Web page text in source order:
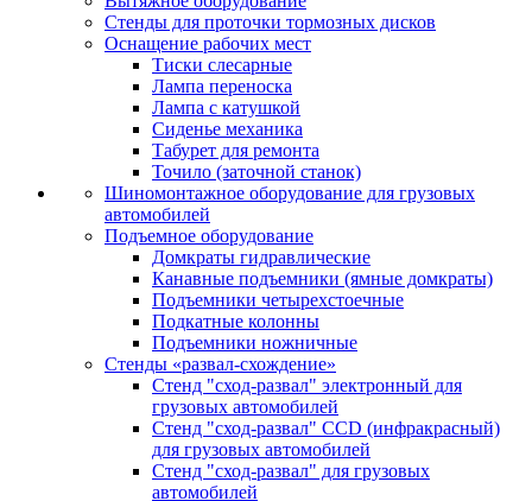
Стенды для проточки тормозных дисков
Оснащение рабочих мест
Тиски слесарные
Лампа переноска
Лампа с катушкой
Сиденье механика
Табурет для ремонта
Точило (заточной станок)
Шиномонтажное оборудование для грузовых
автомобилей
Подъемное оборудование
Домкраты гидравлические
Канавные подъемники (ямные домкраты)
Подъемники четырехстоечные
Подкатные колонны
Подъемники ножничные
Стенды «развал-схождение»
Стенд "сход-развал" электронный для
грузовых автомобилей
Стенд "сход-развал" CCD (инфракрасный)
для грузовых автомобилей
Стенд "сход-развал" для грузовых
автомобилей